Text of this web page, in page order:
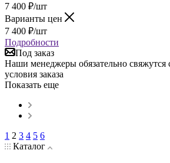
7 400 ₽/шт
Варианты цен
7 400 ₽/шт
Подробности
Под заказ
Наши менеджеры обязательно свяжутся
условия заказа
Показать еще
1 2 3 4 5 6
Каталог